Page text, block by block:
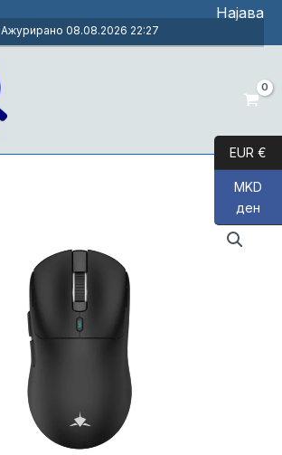
Најава
Ажурирано 08.08.2026 22:27
EUR €
MKD
ден